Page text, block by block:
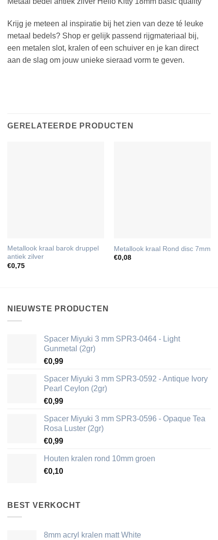
Krijg je meteen al inspiratie bij het zien van deze té leuke
metaal bedels? Shop er gelijk passend rijgmateriaal bij,
een metalen slot, kralen of een schuiver en je kan direct
aan de slag om jouw unieke sieraad vorm te geven.
GERELATEERDE PRODUCTEN
Metallook kraal barok druppel
antiek zilver
€0,75
Metallook kraal Rond disc 7mm
€0,08
NIEUWSTE PRODUCTEN
Spacer Miyuki 3 mm SPR3-0464 - Light
Gunmetal (2gr)
€0,99
Spacer Miyuki 3 mm SPR3-0592 - Antique Ivory
Pearl Ceylon (2gr)
€0,99
Spacer Miyuki 3 mm SPR3-0596 - Opaque Tea
Rosa Luster (2gr)
€0,99
Houten kralen rond 10mm groen
€0,10
BEST VERKOCHT
8mm acryl kralen matt White